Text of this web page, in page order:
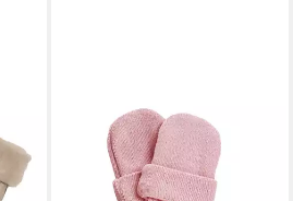
Fäustlinge BABY-
Fausthandschuhe ohne
Daumen, Fleecefutter,